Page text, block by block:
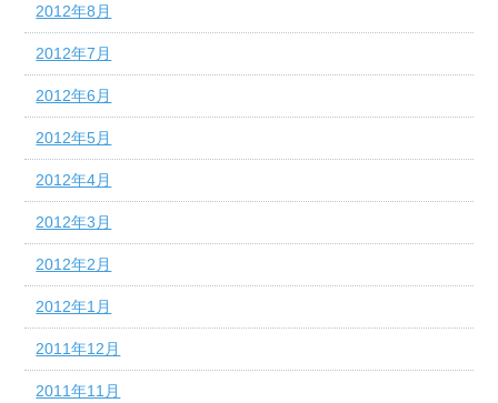
2012年8月
2012年7月
2012年6月
2012年5月
2012年4月
2012年3月
2012年2月
2012年1月
2011年12月
2011年11月